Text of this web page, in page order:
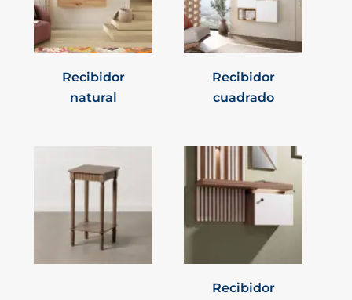
Recibidor
natural
Recibidor
cuadrado
Recibidor